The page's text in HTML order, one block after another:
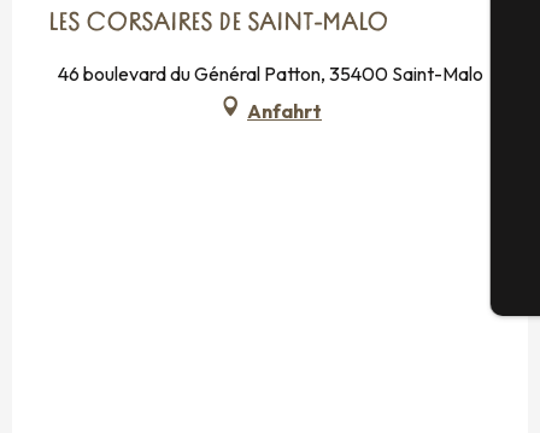
LES CORSAIRES DE SAINT-MALO
46 boulevard du Général Patton, 35400 Saint-Malo
Anfahrt